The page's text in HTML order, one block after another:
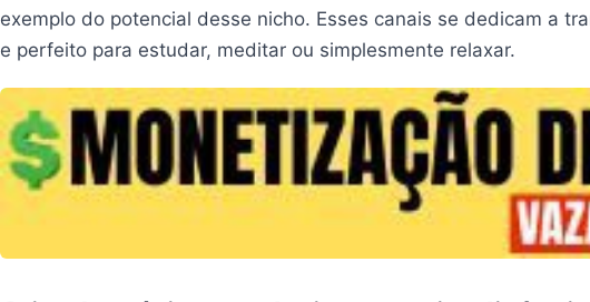
exemplo do potencial desse nicho. Esses canais se dedicam a
e perfeito para estudar, meditar ou simplesmente relaxar.